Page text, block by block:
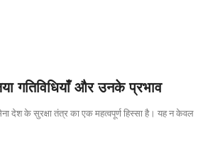
गतिविधियाँ और उनके प्रभाव
देश के सुरक्षा तंत्र का एक महत्वपूर्ण हिस्सा है। यह न केवल